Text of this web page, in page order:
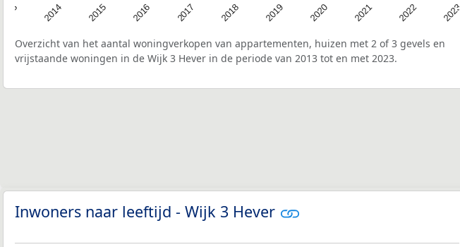
2014 2015 2016 2017 2018 2019 2020 2021 2022 2023
Overzicht van het aantal woningverkopen van appartementen, huizen met 2 of 3 gevels en
vrijstaande woningen in de Wijk 3 Hever in de periode van 2013 tot en met 2023.
Inwoners naar leeftijd - Wijk 3 Hever